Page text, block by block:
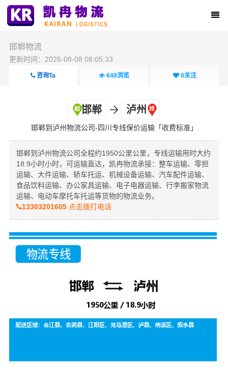
邯郸物流
更新时间：2026-08-08 08:05:33
咨询Ta 648浏览 0关注
邯郸 泸州
邯郸到泸州物流公司-四川专线保价运输「收费标准」
邯郸到泸州物流公司全程约1950公里公里，专线运输用时大约
18.9小时小时，可运输直达，凯冉物流承接：整车运输、零担
运输、大件运输、轿车托运、机械设备运输、汽车配件运输、
食品饮料运输、办公家具运输、电子电器运输、行李搬家物流
运输、电动车摩托车托运等货物的物流业务。
13303201605点击拨打电话